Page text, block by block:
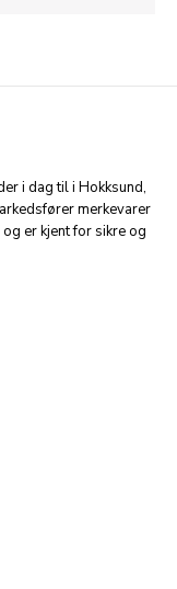
i dag til i Hokksund,
merkevarer
er kjent for sikre og